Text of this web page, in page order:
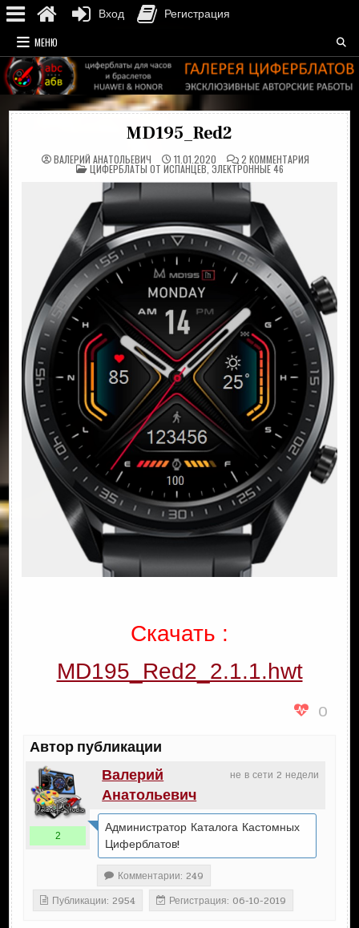
Перейти
к
содержимому
МЕНЮ
MD195_Red2
ВАЛЕРИЙ АНАТОЛЬЕВИЧ 11.01.2020 2 КОММЕНТАРИЯ
MD195_RED2
ОПУБЛИКОВАНО
В
ЦИФЕРБЛАТЫ ОТ ИСПАНЦЕВ ЭЛЕКТРОННЫЕ 46
Скачать :
MD195_Red2_2.1.1.hwt
0
Автор публикации
не в сети 2 недели
Валерий
Анатольевич
2
Администратор Каталога Кастомных
Циферблатов!
Комментарии: 249
Публикации: 2954
Регистрация: 06-10-2019
Вход Регистрация